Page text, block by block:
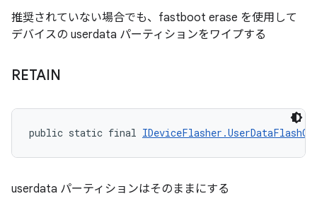
推奨されていない場合でも、fastboot erase を使用して
デバイスの userdata パーティションをワイプする
RETAIN
public static final
userdata パーティションはそのままにする